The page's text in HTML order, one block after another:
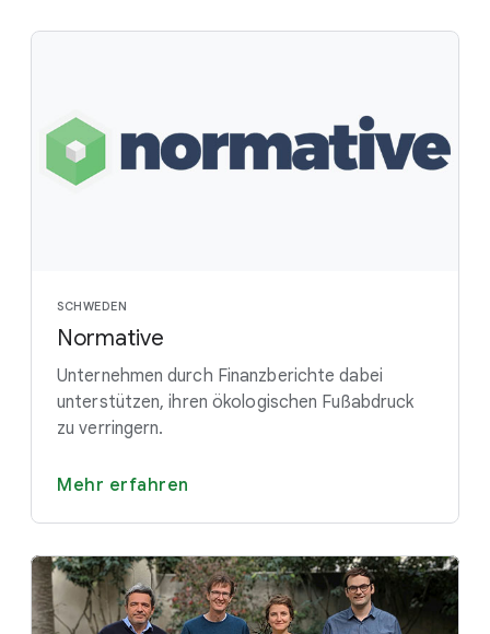
SCHWEDEN
Normative
Unternehmen durch Finanzberichte dabei
unterstützen, ihren ökologischen Fußabdruck
zu verringern.
Mehr erfahren